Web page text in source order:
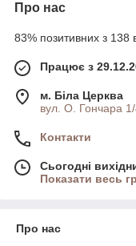
Про нас
83% позитивних з 138
Працює з
м. Біла Церква
вул. О. Гончара
Контакти
Сьогодні
Показати весь
Про нас